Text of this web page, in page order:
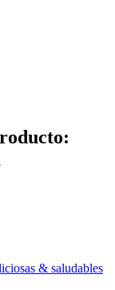
& saludables